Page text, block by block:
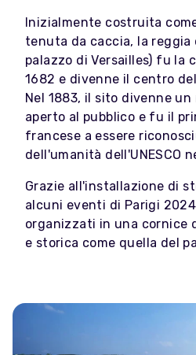
Inizialmente costruita
tenuta da caccia, la reggia
palazzo di Versailles) fu la
1682 e divenne il centro
Nel 1883, il sito divenne un
aperto al pubblico e fu il
francese a essere
dell'umanità dell'UNESCO
Grazie all'installazione di
alcuni eventi di Parigi
organizzati in una cornice
e storica come quella del